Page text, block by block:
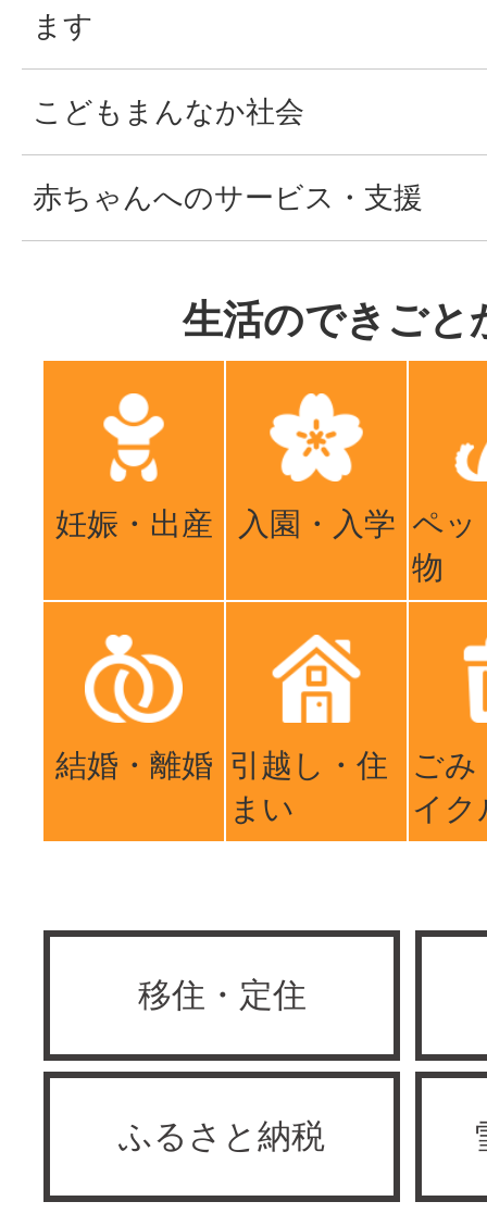
ます
こどもまんなか社会
赤ちゃんへのサービス・支援
生活のできごと
妊娠・出産 入園・入学 ペッ
物
結婚・離婚 引越し・住
まい
ごみ
イク
移住・定住
ふるさと納税